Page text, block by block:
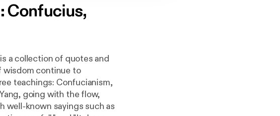
Confucius,
a collection of quotes and
wisdom continue to
teachings: Confucianism,
going with the flow,
well-known sayings such as